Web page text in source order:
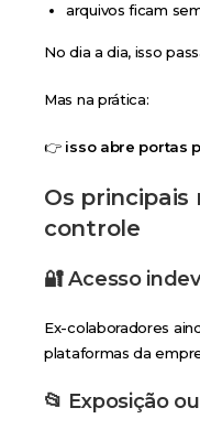
arquivos ficam
No dia a dia, isso
Mas na prática:
👉 isso abre portas
Os principais
controle
🔐Acesso
Ex-colaboradores
plataformas da
📂 Exposição